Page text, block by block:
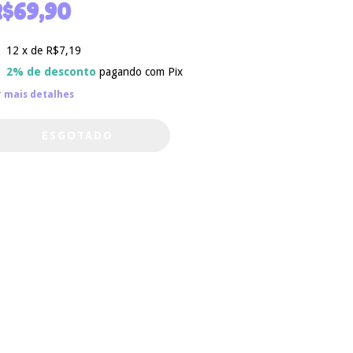
12 x de R$7,19
2% de desconto pagando com Pix
mais detalhes